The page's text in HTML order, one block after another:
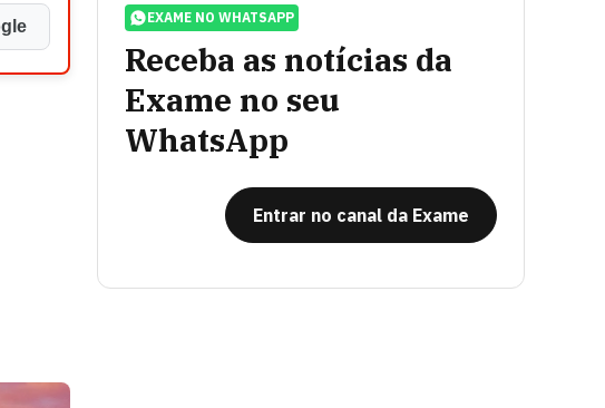
EXAME NO WHATSAPP
Receba as notícias da
Exame no seu
WhatsApp
Entrar no canal da Exame